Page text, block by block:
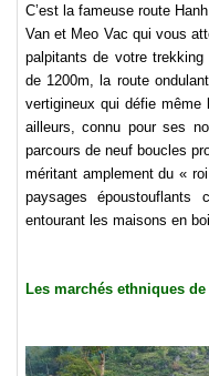
C’est la fameuse route
Van et Meo Vac qui vous
palpitants de votre
de 1200m, la route
vertigineux qui défie
ailleurs, connu pour ses
parcours de neuf boucles
méritant amplement du «
paysages époustouflants
entourant les maisons en
Les marchés ethniques de